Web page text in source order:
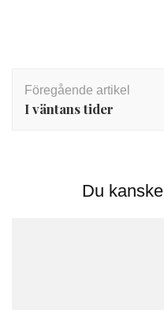
Föregående artikel
I väntans tider
Du